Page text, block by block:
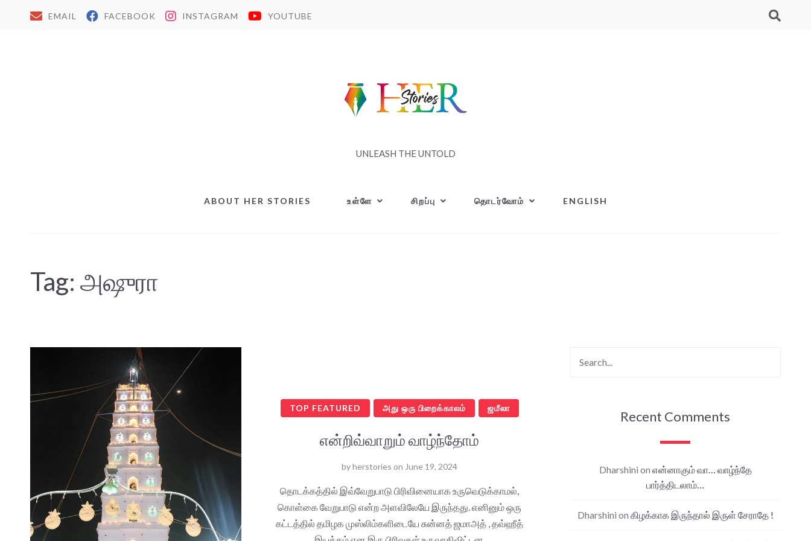
EMAIL FACEBOOK INSTAGRAM YOUTUBE
UNLEASH THE UNTOLD
ABOUT HER STORIES உள்ளே சிறப்பு தொடர்வோம் ENGLISH
Tag: அஷுரா
TOP FEATURED அது ஒரு பிறைக்காலம் ஜமீலா
என்றிவ்வாறும் வாழ்ந்தோம்
byherstories on June 19, 2024
தொடக்கத்தில் இவ்வேறுபாடு பிரிவினையாக உருவெடுக்காமல்,
கொள்கை வேறுபாடு என்ற அளவிலேயே இருந்தது. எனினும் ஒரு
கட்டத்தில் தமிழக முஸ்லிம்களிடையே சுன்னத் ஜமாஅத் , தவ்ஹீத்
Recent Comments
Dharshini on என்னாகும் வா… வாழ்ந்தே
பார்த்திடலாம்…
Dharshini on கிழக்காக இருந்தால் இருள் சேராதே !